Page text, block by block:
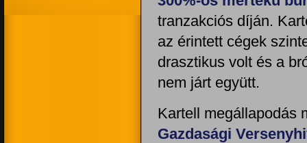
tranzakciós díján.
az érintett cégek
drasztikus volt és a
nem járt együtt.
Kartell megállapodás
Gazdasági